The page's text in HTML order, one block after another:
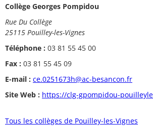
Collège Georges Pompidou
Rue Du Collège
25115 Pouilley-les-Vignes
Téléphone : 03 81 55 45 00
Fax : 03 81 55 45 09
E-mail : ce.0251673h@ac-besancon.fr
Site Web : https://clg-gpompidou-
Tous les collèges de Pouilley-les-Vignes